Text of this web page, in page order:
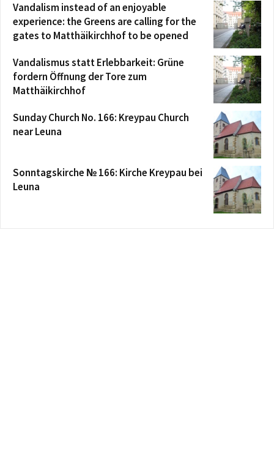
Vandalism instead of an enjoyable
experience: the Greens are calling for the
gates to Matthäikirchhof to be opened
Vandalismus statt Erlebbarkeit: Grüne
fordern Öffnung der Tore zum
Matthäikirchhof
Sunday Church No. 166: Kreypau Church
near Leuna
Sonntagskirche № 166: Kirche Kreypau bei
Leuna